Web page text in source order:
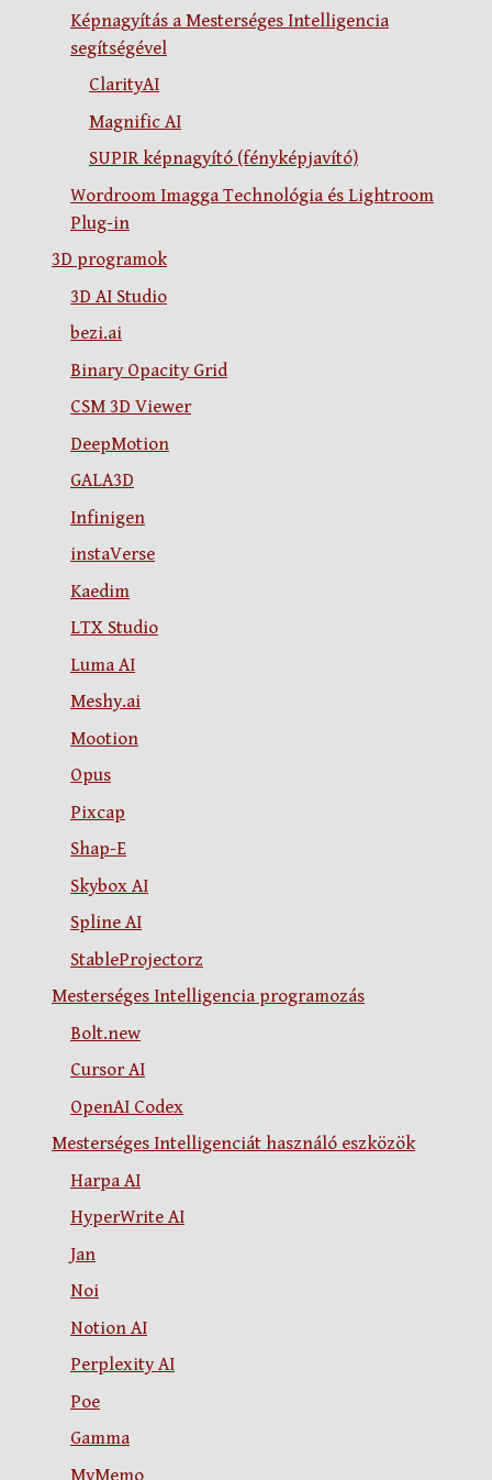
Képnagyítás a Mesterséges Intelligencia
segítségével
ClarityAI
Magnific AI
SUPIR képnagyító (fényképjavító)
Wordroom Imagga Technológia és Lightroom
Plug-in
3D programok
3D AI Studio
bezi.ai
Binary Opacity Grid
CSM 3D Viewer
DeepMotion
GALA3D
Infinigen
instaVerse
Kaedim
LTX Studio
Luma AI
Meshy.ai
Mootion
Opus
Pixcap
Shap-E
Skybox AI
Spline AI
StableProjectorz
Mesterséges Intelligencia programozás
Bolt.new
Cursor AI
OpenAI Codex
Mesterséges Intelligenciát használó eszközök
Harpa AI
HyperWrite AI
Jan
Noi
Notion AI
Perplexity AI
Poe
Gamma
MyMemo